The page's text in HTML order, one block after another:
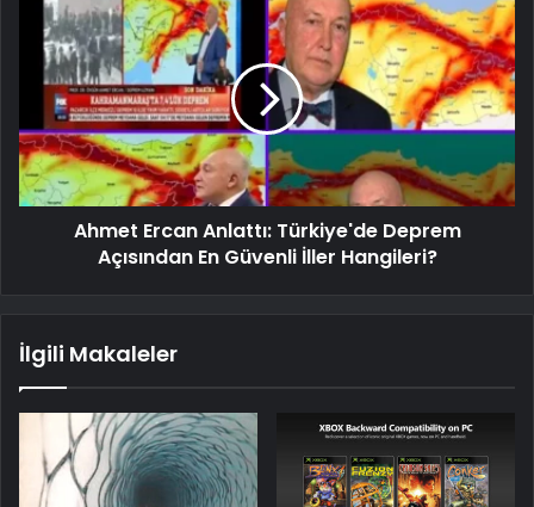
Ahmet Ercan Anlattı: Türkiye'de Deprem
Açısından En Güvenli İller Hangileri?
İlgili Makaleler